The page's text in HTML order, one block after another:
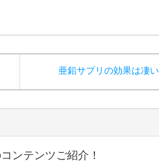
亜鉛サプリの効果は凄い
ンテンツご紹介！